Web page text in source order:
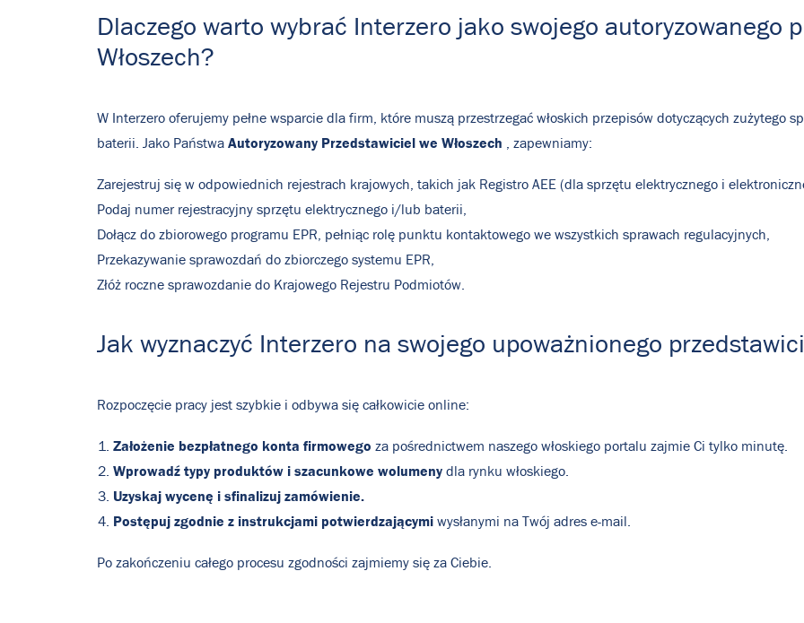
Dlaczego warto wybrać Interzero jako swojego autoryzowanego
Włoszech?
W Interzero oferujemy pełne wsparcie dla firm, które muszą przestrzegać włoskich przepisów dotyczących zużytego
baterii. Jako Państwa Autoryzowany Przedstawiciel we Włoszech , zapewniamy:
Zarejestruj się w odpowiednich rejestrach krajowych, takich jak Registro AEE (dla sprzętu elektrycznego i
Podaj numer rejestracyjny sprzętu elektrycznego i/lub baterii,
Dołącz do zbiorowego programu EPR, pełniąc rolę punktu kontaktowego we wszystkich sprawach regulacyjnych,
Przekazywanie sprawozdań do zbiorczego systemu EPR,
Złóż roczne sprawozdanie do Krajowego Rejestru Podmiotów.
Jak wyznaczyć Interzero na swojego upoważnionego
Rozpoczęcie pracy jest szybkie i odbywa się całkowicie online:
Założenie bezpłatnego konta firmowego za pośrednictwem naszego włoskiego portalu zajmie Ci tylko minutę.
Wprowadź typy produktów i szacunkowe wolumeny dla rynku włoskiego.
Uzyskaj wycenę i sfinalizuj zamówienie.
Postępuj zgodnie z instrukcjami potwierdzającymi wysłanymi na Twój adres e-mail.
Po zakończeniu całego procesu zgodności zajmiemy się za Ciebie.